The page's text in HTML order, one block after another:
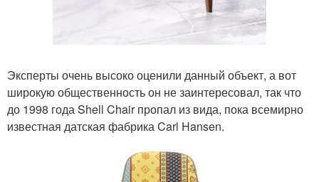
Эксперты очень высоко оценили данный объект, а вот
широкую общественность он не заинтересовал, так что
до 1998 года Shell Chair пропал из вида, пока всемирно
известная датская фабрика Carl Hansen.